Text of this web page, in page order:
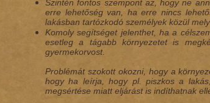
Szintén fontos szempont az, hogy ne
erre lehetőség van, ha erre nincs
lakásban tartózkodó személyek közül
Komoly segítséget jelenthet, ha a
esetleg a tágabb környezetet is
gyermekorvost.
Problémát szokott okozni, hogy a
hogy ha leírja, hogy pl. piszkos a
megsértése miatt eljárást is indíthatnak